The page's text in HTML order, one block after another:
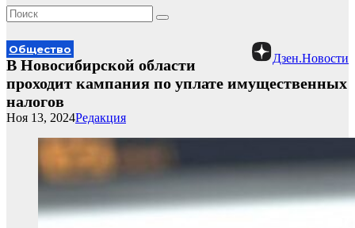
Дзен.Новости
Общество
В Новосибирской области
проходит кампания по уплате имущественных
налогов
Редакция
Ноя 13, 2024